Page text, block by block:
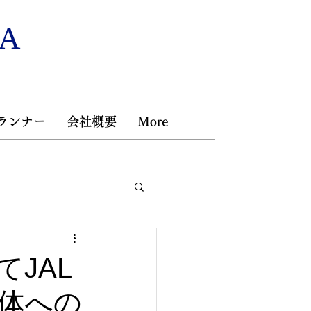
ンナー 会社概要 More
JAL
への